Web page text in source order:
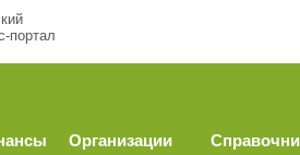
портал
Организации